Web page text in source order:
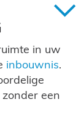
in uw
inbouwnis.
een